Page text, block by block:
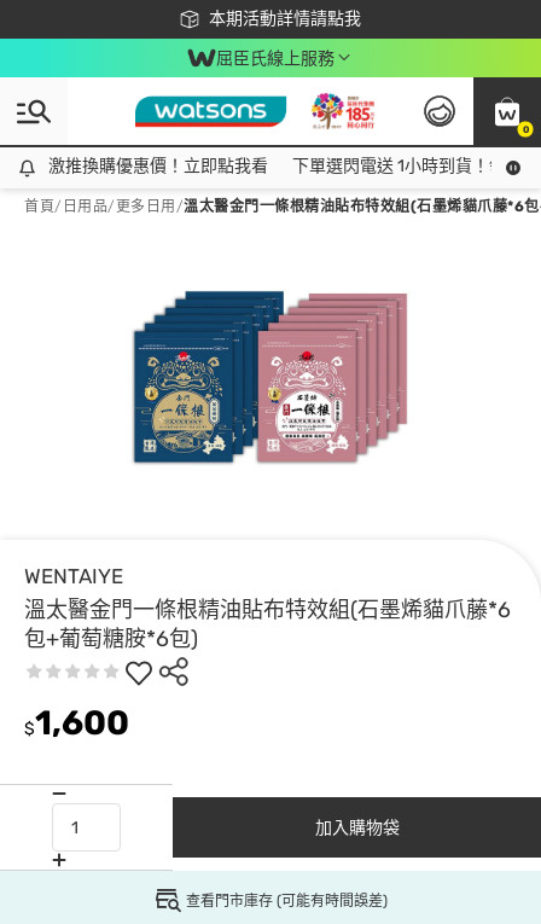
本期活動詳情請點我
下載app最高回饋$350
屈臣氏線上服務
0
激推換購優惠價！立即點我看
激推換購優惠價！立即點我看 下單選閃電送 1小時到貨！領神
首頁/ 日用品/ 更多日用 /溫太醫金門一條根精油貼布特效組(石墨烯貓爪藤*6
WENTAIYE
溫太醫金門一條根精油貼布特效組(石墨烯貓爪藤*6
包+葡萄糖胺*6包)
$1,600
加入購物袋
查看門市庫存 (可能有時間誤差)